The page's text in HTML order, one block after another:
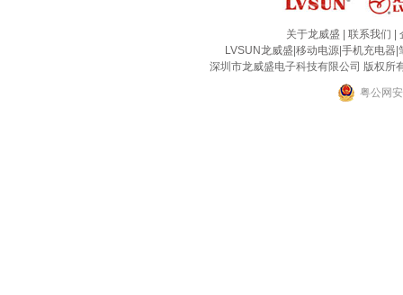
关于龙威盛 联系我们
LVSUN龙威盛 移动电源 手机充电器
深圳市龙威盛电子科技有限公司 版权
粤公网